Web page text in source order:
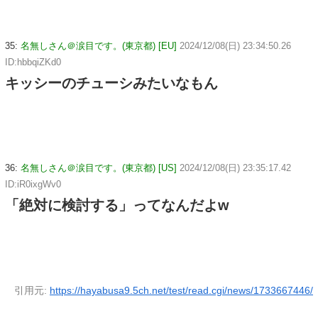
35: 名無しさん＠涙目です。(東京都) [EU] 2024/12/08(日) 23:34:50.26
ID:hbbqiZKd0
キッシーのチューシみたいなもん
36: 名無しさん＠涙目です。(東京都) [US] 2024/12/08(日) 23:35:17.42
ID:iR0ixgWv0
「絶対に検討する」ってなんだよw
引用元: https://hayabusa9.5ch.net/test/read.cgi/news/1733667446/